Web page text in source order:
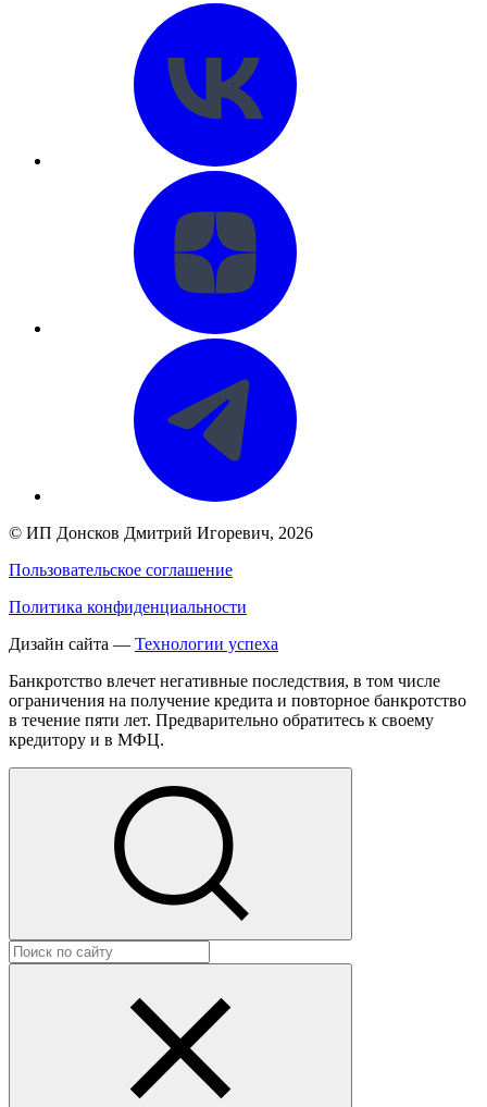
© ИП Донсков Дмитрий Игоревич, 2026
Пользовательское соглашение
Политика конфиденциальности
Дизайн сайта — Технологии успеха
Банкротство влечет негативные последствия, в том числе
ограничения на получение кредита и повторное банкротство
в течение пяти лет. Предварительно обратитесь к своему
кредитору и в МФЦ.